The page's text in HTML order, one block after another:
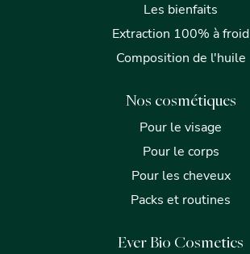
Les bienfaits
Extraction 100% à froid
Composition de l'huile
Nos cosmétiques
Pour le visage
Pour le corps
Pour les cheveux
Packs et routines
Ever Bio Cosmetics